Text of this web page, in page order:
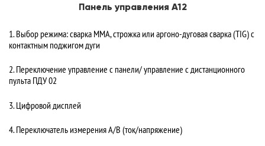
Панель управления А12
1. Выбор режима: сварка ММА, строжка или аргоно-дуговая сварка (TIG) с
контактным поджигом дуги
2. Переключение управление с панели/ управление с дистанционного
пульта ПДУ 02
3. Цифровой дисплей
4. Переключатель измерения А/В (ток/напряжение)